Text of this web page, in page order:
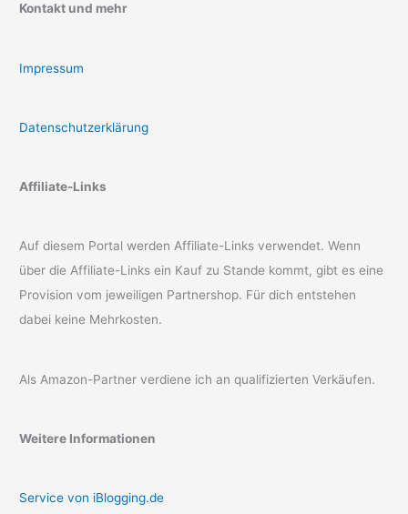
Kontakt und mehr
Impressum
Datenschutzerklärung
Affiliate-Links
Auf diesem Portal werden Affiliate-Links verwendet. Wenn
über die Affiliate-Links ein Kauf zu Stande kommt, gibt es eine
Provision vom jeweiligen Partnershop. Für dich entstehen
dabei keine Mehrkosten.
Als Amazon-Partner verdiene ich an qualifizierten Verkäufen.
Weitere Informationen
Service von iBlogging.de